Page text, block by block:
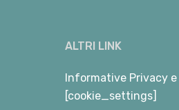
ALTRI LINK
Informative Privacy e
[cookie_settings]